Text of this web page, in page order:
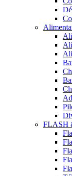
FLASH